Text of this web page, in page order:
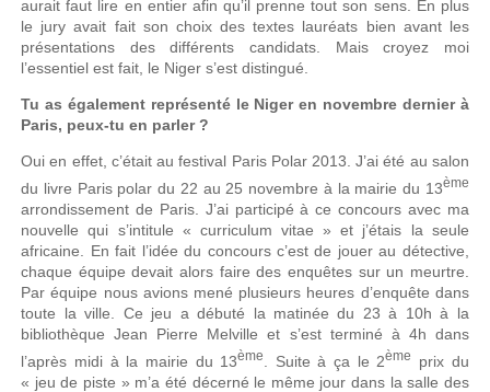
aurait faut lire en entier afin qu’il prenne tout son sens. En plus
le jury avait fait son choix des textes lauréats bien avant les
présentations des différents candidats. Mais croyez moi
l’essentiel est fait, le Niger s’est distingué.
Tu as également représenté le Niger en novembre dernier à
Paris, peux-tu en parler ?
Oui en effet, c’était au festival Paris Polar 2013. J’ai été au salon
du livre Paris polar du 22 au 25 novembre à la mairie du 13ème
arrondissement de Paris. J’ai participé à ce concours avec ma
nouvelle qui s’intitule « curriculum vitae » et j’étais la seule
africaine. En fait l’idée du concours c’est de jouer au détective,
chaque équipe devait alors faire des enquêtes sur un meurtre.
Par équipe nous avions mené plusieurs heures d’enquête dans
toute la ville. Ce jeu a débuté la matinée du 23 à 10h à la
bibliothèque Jean Pierre Melville et s’est terminé à 4h dans
l’après midi à la mairie du 13ème . Suite à ça le 2ème
prix du
« jeu de piste » m’a été décerné le même jour dans la salle des